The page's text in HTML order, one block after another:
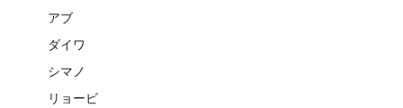
アブ
ダイワ
シマノ
リョービ